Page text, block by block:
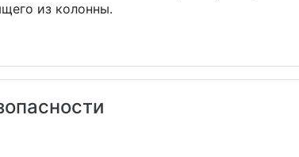
из колонны.